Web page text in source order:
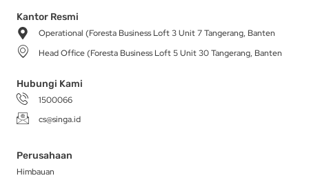
a
g
r
a
m
b
o
-
t
r
i
Kantor Resmi
Operational (Foresta Business Loft 3 Unit 7 Tangerang, Banten
Head Office (Foresta Business Loft 5 Unit 30 Tangerang, Banten
Hubungi Kami
1500066
cs@singa.id
Perusahaan
Himbauan